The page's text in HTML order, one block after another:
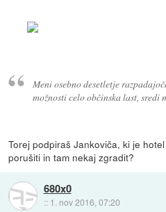
Meni osebno desetletje
možnosti celo občinska last, sredi
Torej podpiraš Jankoviča, ki je
porušiti in tam nekaj zgradit?
680x0
:: 1. nov 2016, 07:20